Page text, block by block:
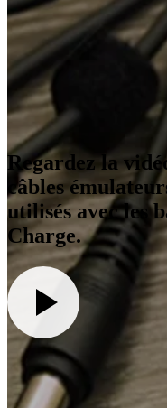
Regardez la
câbles
utilisés avec les
Charge.